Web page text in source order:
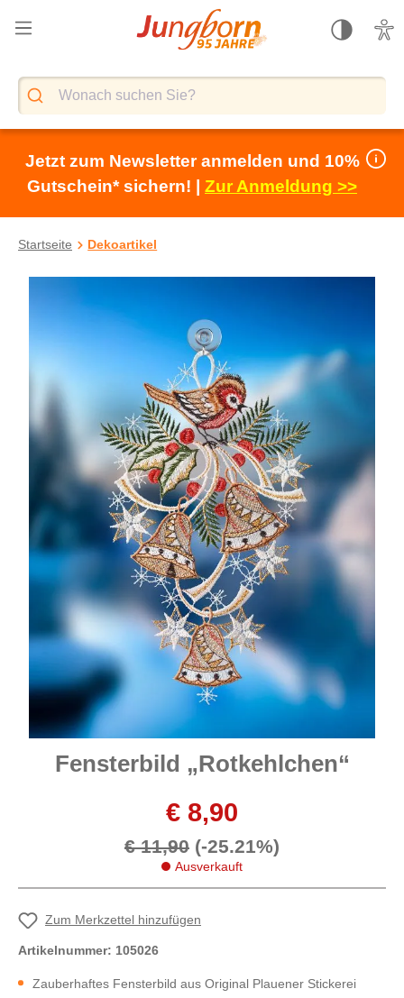
springen
Jetzt zum Newsletter anmelden und 10%
Gutschein* sichern! | Zur Anmeldung >>
Startseite Dekoartikel
Fensterbild „Rotkehlchen“
€ 8,90
€ 11,90 (-25.21%)
Ausverkauft
Zum Merkzettel hinzufügen
Artikelnummer: 105026
Zauberhaftes Fensterbild aus Original Plauener Stickerei